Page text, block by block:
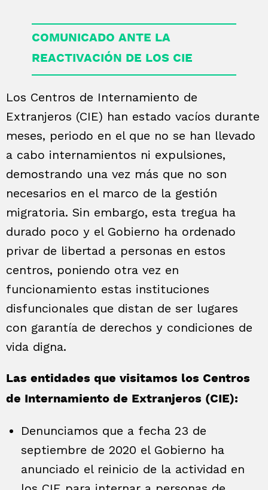
COMUNICADO ANTE LA
REACTIVACIÓN DE LOS CIE
Los Centros de Internamiento de
Extranjeros (CIE) han estado vacíos durante
meses, periodo en el que no se han llevado
a cabo internamientos ni expulsiones,
demostrando una vez más que no son
necesarios en el marco de la gestión
migratoria. Sin embargo, esta tregua ha
durado poco y el Gobierno ha ordenado
privar de libertad a personas en estos
centros, poniendo otra vez en
funcionamiento estas instituciones
disfuncionales que distan de ser lugares
con garantía de derechos y condiciones de
vida digna.
Las entidades que visitamos los Centros
de Internamiento de Extranjeros (CIE):
Denunciamos que a fecha 23 de
septiembre de 2020 el Gobierno ha
anunciado el reinicio de la actividad en